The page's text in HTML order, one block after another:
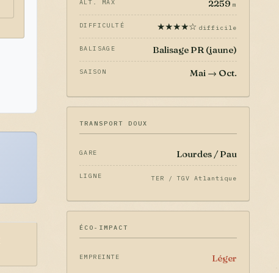
ALT. MAX 2259 m
DIFFICULTÉ ★★★★☆ difficile
BALISAGE Balisage PR (jaune)
SAISON Mai → Oct.
TRANSPORT DOUX
GARE Lourdes / Pau
LIGNE TER / TGV Atlantique
ÉCO-IMPACT
EMPREINTE Léger